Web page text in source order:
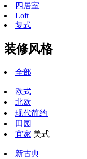
四居室
Loft
复式
装修风格
全部
欧式
北欧
现代简约
田园
宜家 美式
新古典